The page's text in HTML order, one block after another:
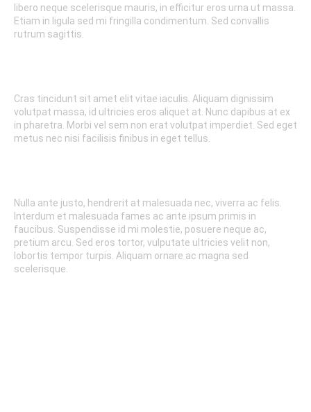
libero neque scelerisque mauris, in efficitur eros urna ut massa.
Etiam in ligula sed mi fringilla condimentum. Sed convallis
rutrum sagittis.
Cras tincidunt sit amet elit vitae iaculis. Aliquam dignissim
volutpat massa, id ultricies eros aliquet at. Nunc dapibus at ex
in pharetra. Morbi vel sem non erat volutpat imperdiet. Sed eget
metus nec nisi facilisis finibus in eget tellus.
Nulla ante justo, hendrerit at malesuada nec, viverra ac felis.
Interdum et malesuada fames ac ante ipsum primis in
faucibus. Suspendisse id mi molestie, posuere neque ac,
pretium arcu. Sed eros tortor, vulputate ultricies velit non,
lobortis tempor turpis. Aliquam ornare ac magna sed
scelerisque.